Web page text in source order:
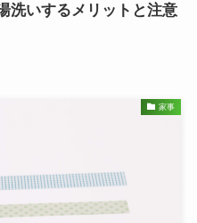
洗いするメリットと注意
家事